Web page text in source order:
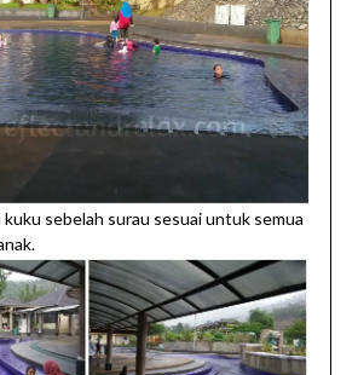
kuku sebelah surau sesuai untuk semua